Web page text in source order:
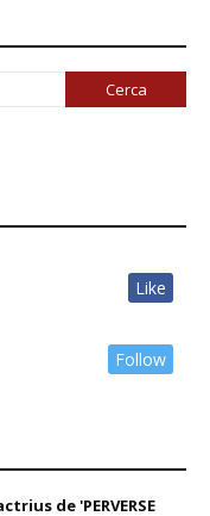
Like
Follow
de 'PERVERSE